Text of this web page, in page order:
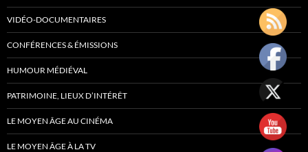
VIDÉO-DOCUMENTAIRES
CONFÉRENCES & ÉMISSIONS
HUMOUR MÉDIÉVAL
PATRIMOINE, LIEUX D’INTÉRÊT
LE MOYEN ÂGE AU CINÉMA
LE MOYEN ÂGE À LA TV